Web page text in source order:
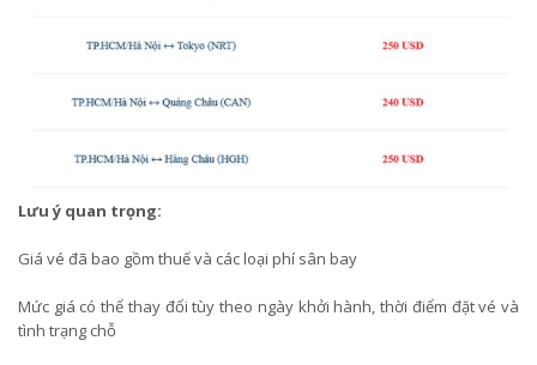
Lưu ý quan trọng:
Giá vé đã bao gồm thuế và các loại phí sân bay
Mức giá có thể thay đổi tùy theo ngày khởi hành, thời điểm đặt vé và
tình trạng chỗ